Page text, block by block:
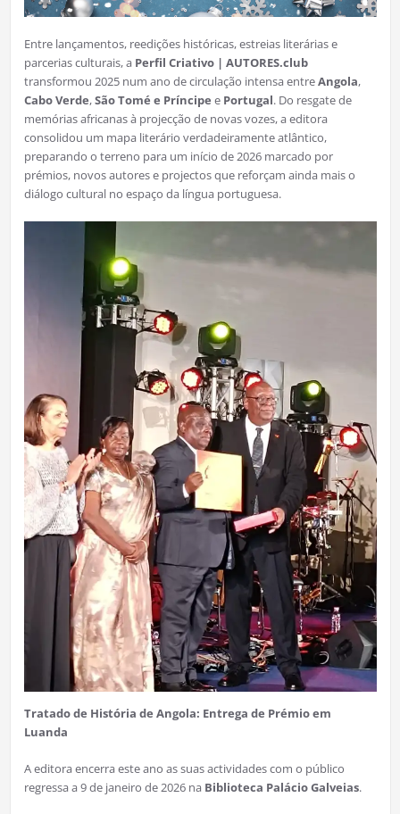
Entre lançamentos, reedições históricas, estreias literárias e
parcerias culturais, a Perfil Criativo | AUTORES.club
transformou 2025 num ano de circulação intensa entreAngola,
Cabo Verde,São Tomé e Príncipe e Portugal. Do resgate de
memórias africanas à projecção de novas vozes, a editora
consolidou um mapa literário verdadeiramente atlântico,
preparando o terreno para um início de 2026 marcado por
prémios, novos autores e projectos que reforçam ainda mais o
diálogo cultural no espaço da língua portuguesa.
Tratado de História de Angola: Entrega de Prémio em
Luanda
A editora encerra este ano as suas actividades com o público
regressa a 9 de janeiro de 2026 na Biblioteca Palácio Galveias.